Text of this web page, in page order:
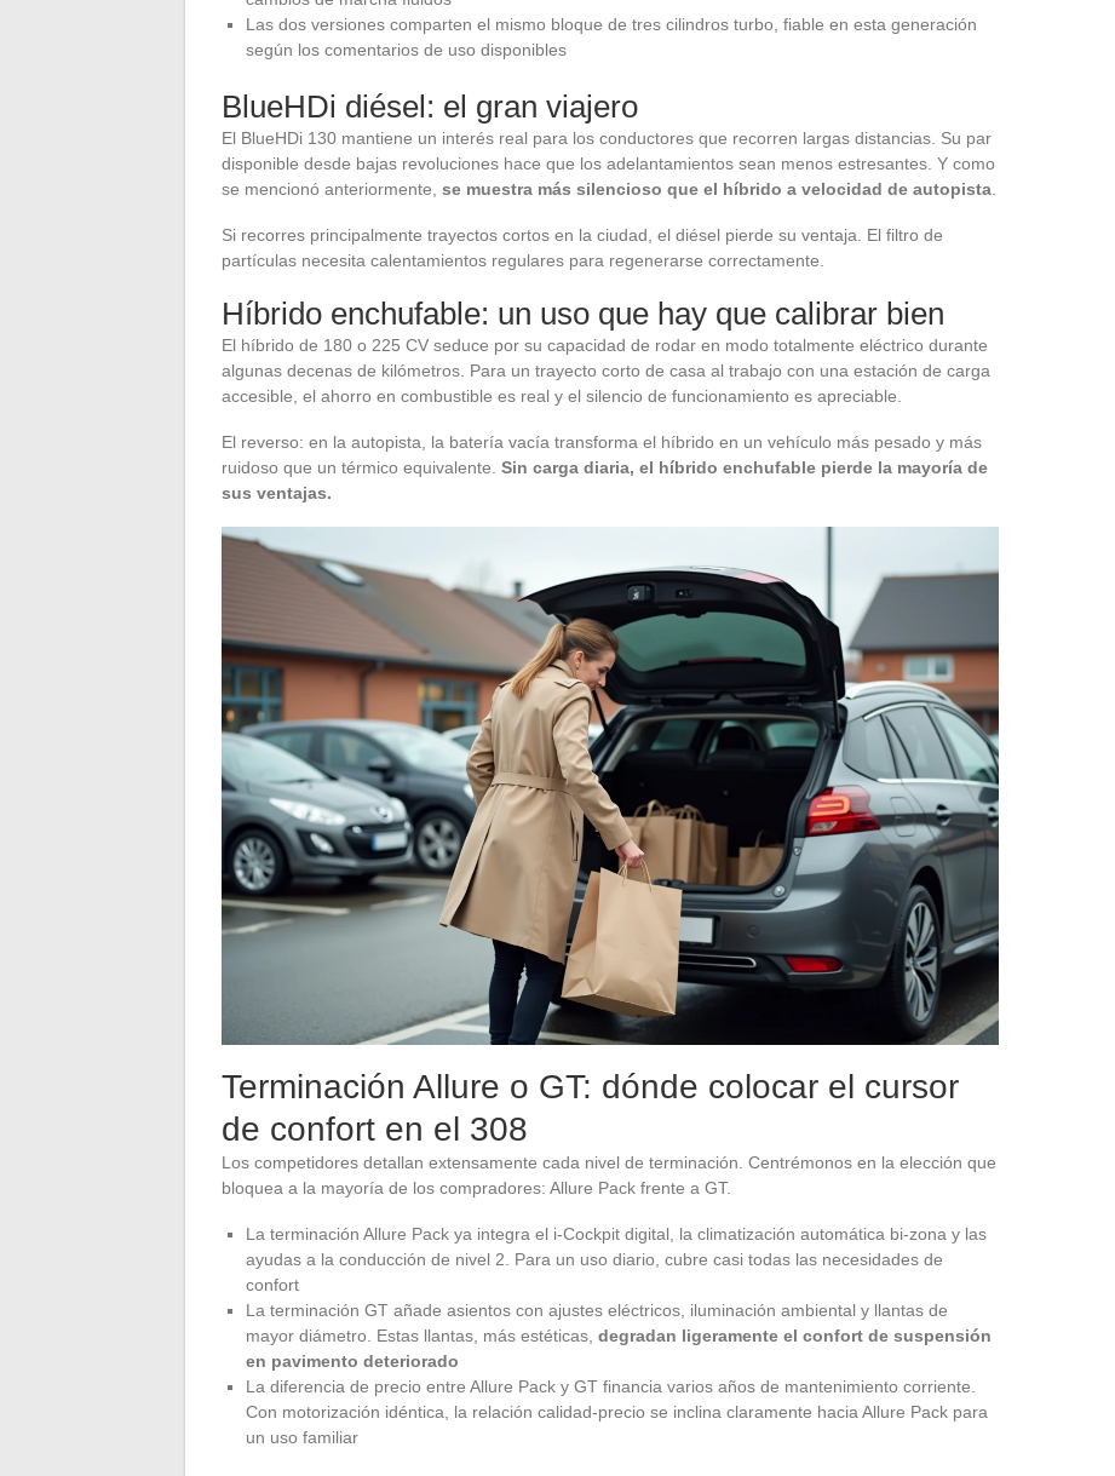
Las dos versiones comparten el mismo bloque de tres cilindros turbo, fiable en esta generación
según los comentarios de uso disponibles
BlueHDi diésel: el gran viajero
El BlueHDi 130 mantiene un interés real para los conductores que recorren largas distancias. Su par
disponible desde bajas revoluciones hace que los adelantamientos sean menos estresantes. Y como
se mencionó anteriormente, se muestra más silencioso que el híbrido a velocidad de autopista
Si recorres principalmente trayectos cortos en la ciudad, el diésel pierde su ventaja. El filtro de
partículas necesita calentamientos regulares para regenerarse correctamente.
Híbrido enchufable: un uso que hay que calibrar bien
El híbrido de 180 o 225 CV seduce por su capacidad de rodar en modo totalmente eléctrico durante
algunas decenas de kilómetros. Para un trayecto corto de casa al trabajo con una estación de carga
accesible, el ahorro en combustible es real y el silencio de funcionamiento es apreciable.
El reverso: en la autopista, la batería vacía transforma el híbrido en un vehículo más pesado y más
ruidoso que un térmico equivalente. Sin carga diaria, el híbrido enchufable pierde la mayoría de
sus ventajas.
Terminación Allure o GT: dónde colocar el cursor
de confort en el 308
Los competidores detallan extensamente cada nivel de terminación. Centrémonos en la elección que
bloquea a la mayoría de los compradores: Allure Pack frente a GT.
La terminación Allure Pack ya integra el i-Cockpit digital, la climatización automática bi-zona y las
ayudas a la conducción de nivel 2. Para un uso diario, cubre casi todas las necesidades de
confort
La terminación GT añade asientos con ajustes eléctricos, iluminación ambiental y llantas de
mayor diámetro. Estas llantas, más estéticas, degradan ligeramente el confort de suspensión
en pavimento deteriorado
La diferencia de precio entre Allure Pack y GT financia varios años de mantenimiento corriente.
Con motorización idéntica, la relación calidad-precio se inclina claramente hacia Allure Pack para
un uso familiar